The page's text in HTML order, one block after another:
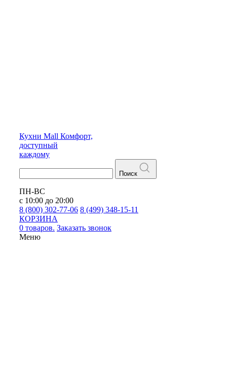
Кухни Mall Комфорт,
доступный
каждому
Поиск
ПН-ВС
с 10:00 до 20:00
8 (800) 302-77-06 8 (499) 348-15-11
КОРЗИНА
0 товаров. Заказать звонок
Меню